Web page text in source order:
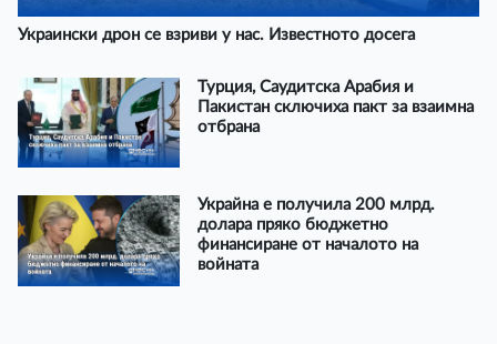
Украински дрон се взриви у нас. Известното досега
Турция, Саудитска Арабия и
Пакистан сключиха пакт за взаимна
отбрана
Украйна е получила 200 млрд.
долара пряко бюджетно
финансиране от началото на
войната